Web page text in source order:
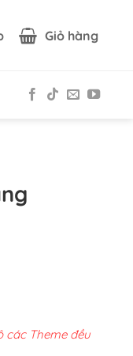
Giỏ hàng
các Theme đều